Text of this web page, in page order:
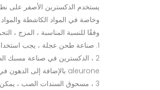
يستخدم الدكسترين الأصفر على
وخاصة في المواد الكاشطة
وفقًا للنسبة المناسبة ، المزج ،
1. صناعة طحن عجلة ، يجب استخدام عجلة طحن السيراميك المواد المساعدة.
2 ، الدكسترين في صناعة مسبك
aleurone بالإضافة إلى الدهون في الدهون (أفضل Tonghu) مصنوعة من نوع النفط الرمال الأساسية أقوى من الطين الطين عدة مرات .
3 ، مسحوق السندات الصب ،